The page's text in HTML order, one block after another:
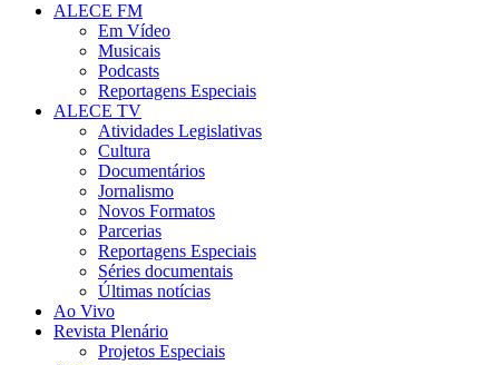
ALECE FM
Em Vídeo
Musicais
Podcasts
Reportagens Especiais
ALECE TV
Atividades Legislativas
Cultura
Documentários
Jornalismo
Novos Formatos
Parcerias
Reportagens Especiais
Séries documentais
Últimas notícias
Ao Vivo
Revista Plenário
Projetos Especiais